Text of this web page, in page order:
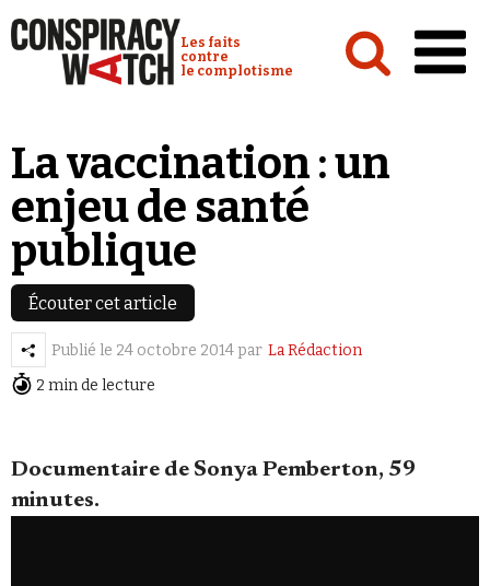
Conspiracy Watch :
Les faits
contre
le complotisme
Analyses
Conspipédia
Vidéos
Émissions
Revues de presse
Newsletter
La vaccination : un
enjeu de santé
publique
Écouter cet article
Publié le 24 octobre 2014 par La Rédaction
2 min de lecture
Documentaire de Sonya Pemberton, 59
minutes.